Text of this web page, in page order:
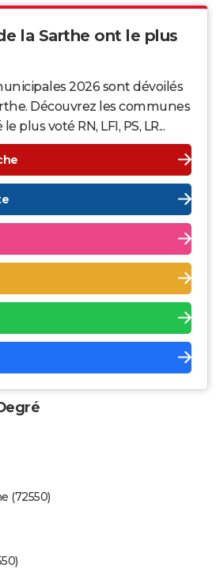
la Sarthe ont le plus
2026 sont dévoilés
Découvrez les communes
plus voté RN, LFI, PS, LR...
(72550)